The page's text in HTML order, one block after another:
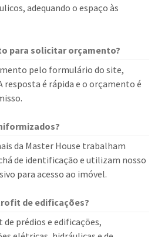
adequando o espaço às
para solicitar orçamento?
pelo formulário do site,
resposta é rápida e o orçamento é
da Master House trabalham
de identificação e utilizam nosso
para acesso ao imóvel.
de edificações?
prédios e edificações,